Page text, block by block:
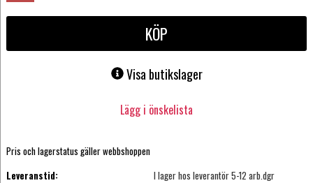
KÖP
Visa butikslager
Lägg i önskelista
Pris och lagerstatus gäller webbshoppen
Leveranstid:
I lager hos leverantör 5-12 arb.dgr